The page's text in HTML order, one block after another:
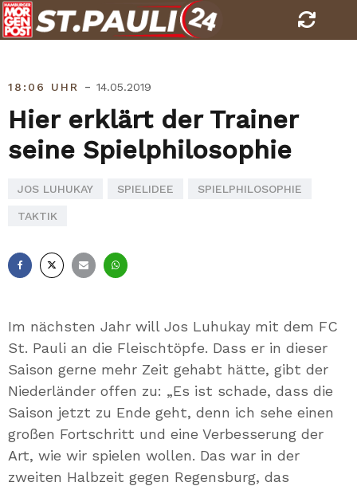
Skip
to
18:06 UHR - 14.05.2019
Hier erklärt der Trainer
seine Spielphilosophie
JOS LUHUKAY SPIELIDEE SPIELPHILOSOPHIE
TAKTIK
Im nächsten Jahr will Jos Luhukay mit dem FC
St. Pauli an die Fleischtöpfe. Dass er in dieser
Saison gerne mehr Zeit gehabt hätte, gibt der
Niederländer offen zu: „Es ist schade, dass die
Saison jetzt zu Ende geht, denn ich sehe einen
großen Fortschritt und eine Verbesserung der
Art, wie wir spielen wollen. Das war in der
zweiten Halbzeit gegen Regensburg, das